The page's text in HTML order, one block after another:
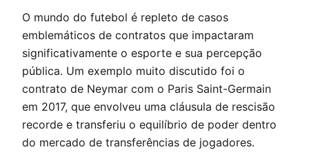
O mundo do futebol é repleto de casos
emblemáticos de contratos que impactaram
significativamente o esporte e sua percepção
pública. Um exemplo muito discutido foi o
contrato de Neymar com o Paris Saint-Germain
em 2017, que envolveu uma cláusula de rescisão
recorde e transferiu o equilíbrio de poder dentro
do mercado de transferências de jogadores.